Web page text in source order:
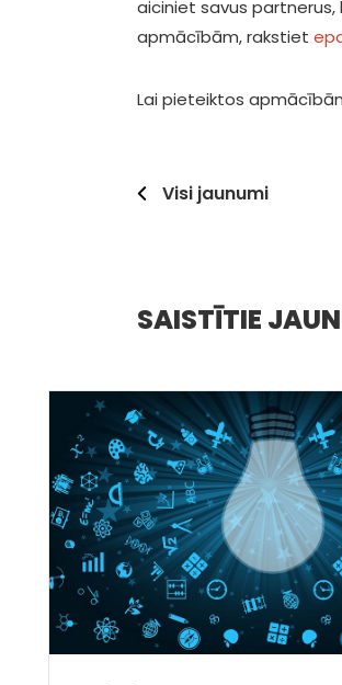
aiciniet savus
apmācībām, rakstiet
Lai pieteiktos
Visi jaunumi
SAISTĪTIE